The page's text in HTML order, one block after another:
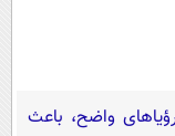
واضح، باعث